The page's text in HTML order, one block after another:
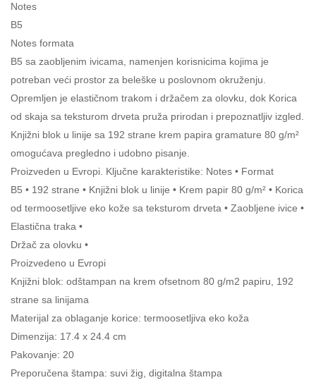
Notes
B5
Notes formata
B5 sa zaobljenim ivicama, namenjen korisnicima kojima je
potreban veći prostor za beleške u poslovnom okruženju.
Opremljen je elastičnom trakom i držačem za olovku, dok Korica
od skaja sa teksturom drveta pruža prirodan i prepoznatljiv izgled.
Knjižni blok u linije sa 192 strane krem papira gramature 80 g/m²
omogućava pregledno i udobno pisanje.
Proizveden u Evropi. Ključne karakteristike: Notes • Format
B5 • 192 strane • Knjižni blok u linije • Krem papir 80 g/m² • Korica
od termoosetljive eko kože sa teksturom drveta • Zaobljene ivice •
Elastična traka •
Držač za olovku •
Proizvedeno u Evropi
Knjižni blok: odštampan na krem ofsetnom 80 g/m2 papiru, 192
strane sa linijama
Materijal za oblaganje korice: termoosetljiva eko koža
Dimenzija: 17.4 x 24.4 cm
Pakovanje: 20
Preporučena štampa: suvi žig, digitalna štampa